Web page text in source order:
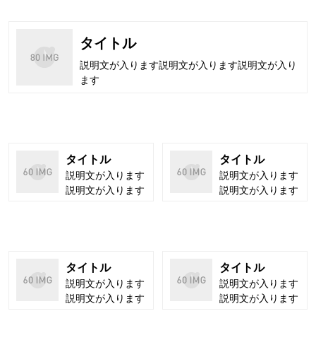
タイトル
説明文が入ります説明文が入ります説明文が入り
ます
タイトル
説明文が入ります
説明文が入ります
タイトル
説明文が入ります
説明文が入ります
タイトル
説明文が入ります
説明文が入ります
タイトル
説明文が入ります
説明文が入ります